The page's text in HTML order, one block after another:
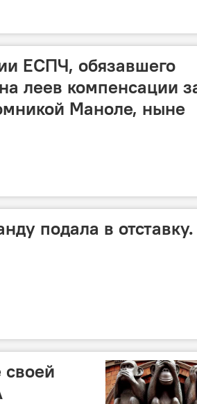
ЕСПЧ, обязавшего
леев компенсации
Маноле, ныне
подала в отставку.